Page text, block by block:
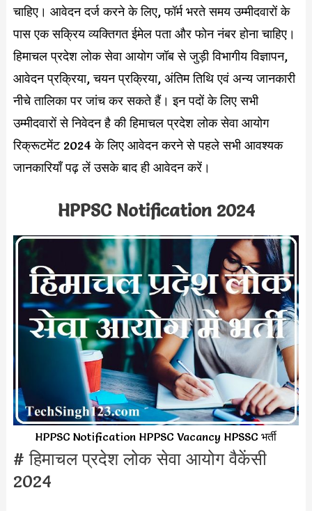
चाहिए। आवेदन दर्ज करने के लिए, फॉर्म भरते समय उम्मीदवारों के
पास एक सक्रिय व्यक्तिगत ईमेल पता और फोन नंबर होना चाहिए।
हिमाचल प्रदेश लोक सेवा आयोग जॉब से जुड़ी विभागीय विज्ञापन,
आवेदन प्रक्रिया, चयन प्रक्रिया, अंतिम तिथि एवं अन्य जानकारी
नीचे तालिका पर जांच कर सकते हैं। इन पदों के लिए सभी
उम्मीदवारों से निवेदन है की हिमाचल प्रदेश लोक सेवा आयोग
रिक्रूटमेंट 2024 के लिए आवेदन करने से पहले सभी आवश्यक
जानकारियाँ पढ़ लें उसके बाद ही आवेदन करें।
HPPSC Notification 2024
HPPSC Notification HPPSC Vacancy HPSSC भर्ती
# हिमाचल प्रदेश लोक सेवा आयोग वैकेंसी
2024